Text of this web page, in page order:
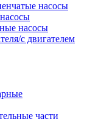
насосы
насосы
с двигателем
части